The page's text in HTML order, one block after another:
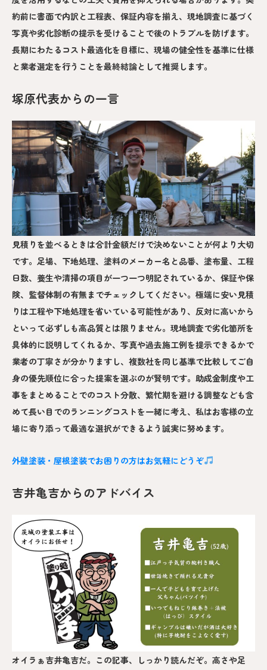
約前に書面で内訳と工程表、保証内容を揃え、現地調査に基づく
写真や劣化診断の提示を受けることで後のトラブルを防げます。
長期にわたるコスト最適化を目標に、現場の健全性を基準に仕様
と業者選定を行うことを最終結論として推奨します。
塚原代表からの一言
見積りを並べるときは合計金額だけで決めないことが何より大切
です。足場、下地処理、塗料のメーカー名と品番、塗布量、工程
日数、養生や清掃の項目が一つ一つ明記されているか、保証や保
険、監督体制の有無までチェックしてください。極端に安い見積
りは工程や下地処理を省いている可能性があり、反対に高いから
といって必ずしも高品質とは限りません。現地調査で劣化箇所を
具体的に説明してくれるか、写真や過去施工例を提示できるかで
業者の丁寧さが分かりますし、複数社を同じ基準で比較してご自
身の優先順位に合った提案を選ぶのが賢明です。助成金制度や工
事をまとめることでのコスト分散、繁忙期を避ける調整なども含
めて長い目でのランニングコストを一緒に考え、私はお客様の立
場に寄り添って最適な選択ができるよう誠実に努めます。
外壁塗装・屋根塗装でお困りの方はお気軽にどうぞ
吉井亀吉からのアドバイス
オイラぁ吉井亀吉だ。この記事、しっかり読んだぞ。高さや足